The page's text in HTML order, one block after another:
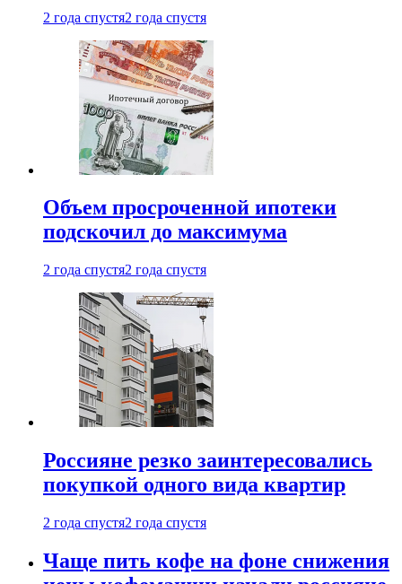
2 года спустя2 года спустя
Объем просроченной ипотеки
подскочил до максимума
2 года спустя2 года спустя
Россияне резко заинтересовались
покупкой одного вида квартир
2 года спустя2 года спустя
Чаще пить кофе на фоне снижения